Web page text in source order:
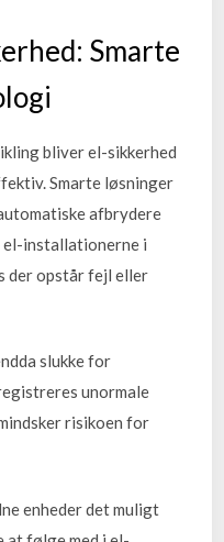
Smarte
bliver el-sikkerhed
Smarte løsninger
afbrydere
el-installationerne i
der opstår fejl eller
slukke for
unormale
risikoen for
enheder det muligt